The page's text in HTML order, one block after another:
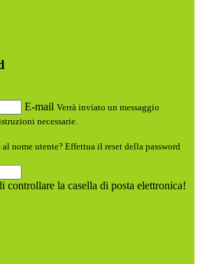
E-mail Verrà inviato un messaggio
necessarie.
nome utente? Effettua il reset della password
controllare la casella di posta elettronica!